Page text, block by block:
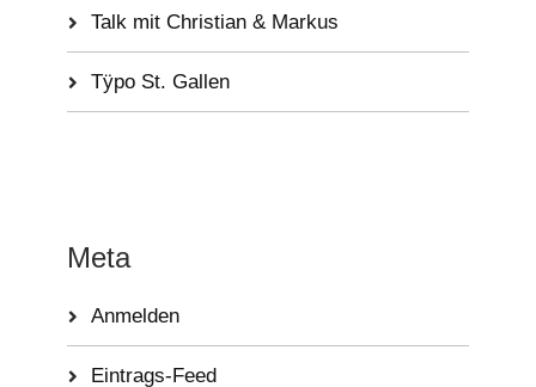
Talk mit Christian & Markus
Tÿpo St. Gallen
Meta
Anmelden
Eintrags-Feed